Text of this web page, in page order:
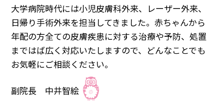
大学病院時代には小児皮膚科外来、レーザー外来、
日帰り手術外来を担当してきました。赤ちゃんから
年配の方全ての皮膚疾患に対する治療や予防、処置
まではば広く対応いたしますので、どんなことでも
お気軽にご相談ください。
副院長 中井智絵